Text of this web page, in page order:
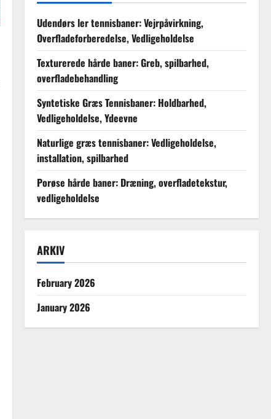
Udendørs ler tennisbaner: Vejrpåvirkning,
Overfladeforberedelse, Vedligeholdelse
Texturerede hårde baner: Greb, spilbarhed,
overfladebehandling
Syntetiske Græs Tennisbaner: Holdbarhed,
Vedligeholdelse, Ydeevne
Naturlige græs tennisbaner: Vedligeholdelse,
installation, spilbarhed
Porøse hårde baner: Dræning, overfladetekstur,
vedligeholdelse
ARKIV
February 2026
January 2026